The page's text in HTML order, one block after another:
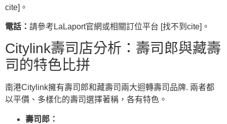
cite]。
電話： 請參考LaLaport官網或相關訂位平台 [找不到cite]。
Citylink壽司店分析：壽司郎與藏壽
司的特色比拼
南港Citylink擁有壽司郎和藏壽司兩大迴轉壽司品牌. 兩者都
以平價、多樣化的壽司選擇著稱，各有特色。
壽司郎：